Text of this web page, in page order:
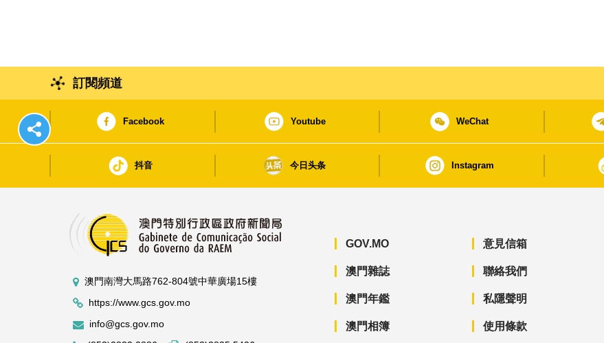
訂閱頻道
Facebook Youtube WeChat
抖音 今日头条 Instagram
澳門南灣大馬路762-804號中華廣場15樓
https://www.gcs.gov.mo
info@gcs.gov.mo
GOV.MO
澳門雜誌
澳門年鑑
澳門相簿
意見信箱
聯絡我們
私隱聲明
使用條款